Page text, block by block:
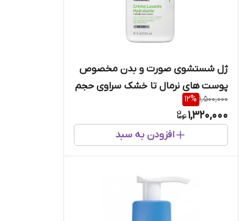
ژل شستشوی صورت و بدن مخصوص
پوست های نرمال تا خشک سراوی حجم
236 میل
1,500,000
12%
1,320,000
افزودن به سبد